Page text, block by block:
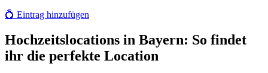
💍 Eintrag hinzufügen
Hochzeitslocations in Bayern: So findet
ihr die perfekte Location